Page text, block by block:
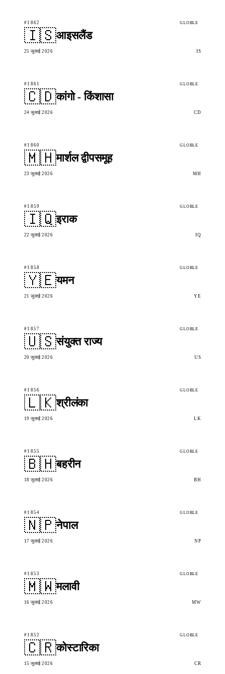
#1862 GLOBLE
🇮🇸आइसलैंड
25 जुलाई 2026 IS
#1861 GLOBLE
🇨🇩कांगो - किंशासा
24 जुलाई 2026 CD
#1860 GLOBLE
🇲🇭मार्शल द्वीपसमूह
23 जुलाई 2026 MH
#1859 GLOBLE
🇮🇶इराक
22 जुलाई 2026 IQ
#1858 GLOBLE
🇾🇪यमन
21 जुलाई 2026 YE
#1857 GLOBLE
🇺🇸संयुक्त राज्य
20 जुलाई 2026 US
#1856 GLOBLE
🇱🇰श्रीलंका
19 जुलाई 2026 LK
#1855 GLOBLE
🇧🇭बहरीन
18 जुलाई 2026 BH
#1854 GLOBLE
🇳🇵नेपाल
17 जुलाई 2026 NP
#1853 GLOBLE
🇲🇼मलावी
16 जुलाई 2026 MW
#1852 GLOBLE
🇨🇷कोस्टारिका
15 जुलाई 2026 CR